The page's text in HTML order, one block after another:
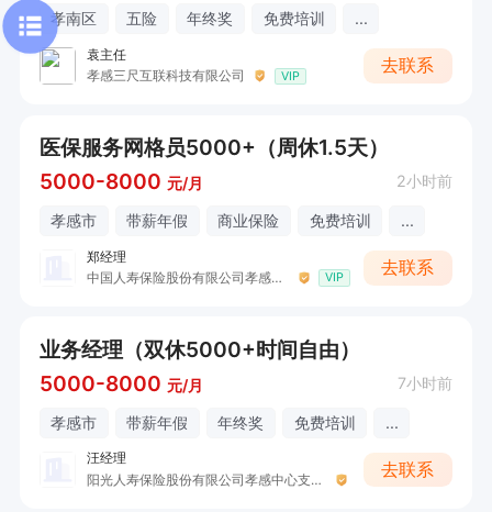
孝南区 五险 年终奖 免费培训 ...
袁主任
孝感三尺互联科技有限公司
VIP
去联系
医保服务网格员5000+（周休1.5天）
5000-8000 元/月 2小时前
孝感市 带薪年假 商业保险 免费培训 ...
郑经理
中国人寿保险股份有限公司孝感分公司营业部开发区营销服务部（孙缘&郑凯）
VIP
去联系
业务经理（双休5000+时间自由）
5000-8000 元/月 7小时前
孝感市 带薪年假 年终奖 免费培训 ...
汪经理
阳光人寿保险股份有限公司孝感中心支公司
去联系